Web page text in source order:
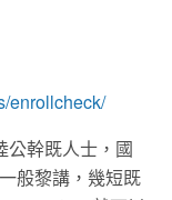
enrollcheck/
公幹既人士，國
般黎講，幾短既